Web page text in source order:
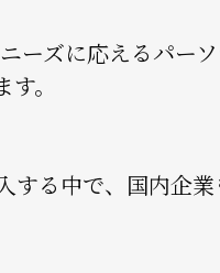
ーズに応えるパー
。
る中で、国内企